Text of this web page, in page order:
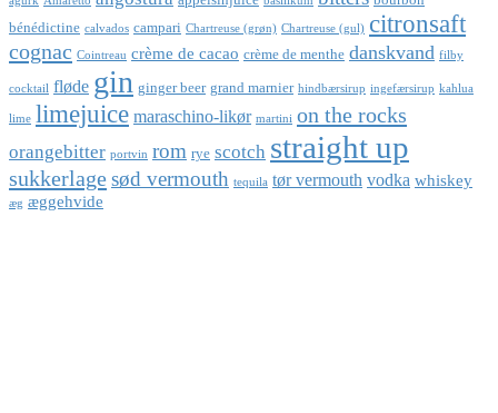
bénédictine calvados campari Chartreuse (grøn) Chartreuse (gul) citronsaft
cognac Cointreau crème de cacao crème de menthe danskvand filby
cocktail fløde gin ginger beer grand marnier hindbærsirup ingefærsirup kahlua
lime limejuice maraschino-likør martini on the rocks
orangebitter portvin rom rye scotch straight up
sukkerlagesød vermouth tequila tør vermouth vodka whiskey
æg æggehvide